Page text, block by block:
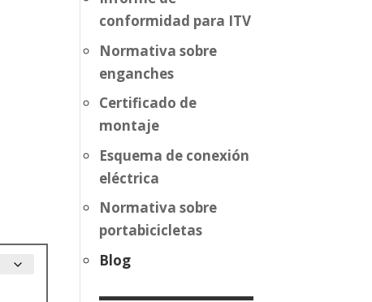
conformidad para ITV
Normativa sobre
enganches
Certificado de
montaje
Esquema de conexión
eléctrica
Normativa sobre
portabicicletas
Blog